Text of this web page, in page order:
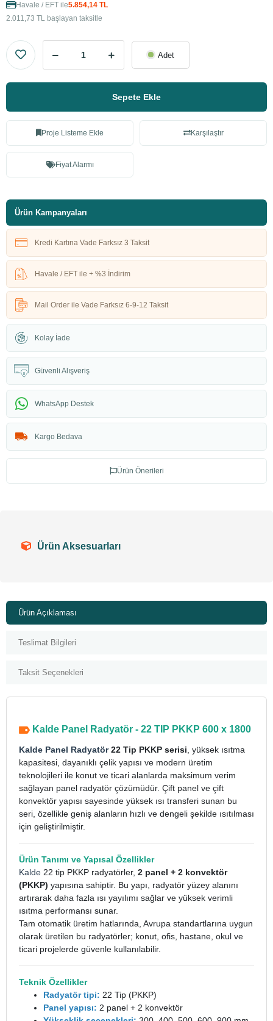
Havale / EFT ile5.854,14 TL
2.011,73 TL başlayan taksitle
Adet
Sepete Ekle
Proje Listeme Ekle Karşılaştır
Fiyat Alarmı
Ürün Kampanyaları
Kredi Kartına Vade Farksız 3 Taksit
Havale / EFT ile + %3 İndirim
Mail Order ile Vade Farksız 6-9-12 Taksit
Kolay İade
Güvenli Alışveriş
WhatsApp Destek
Kargo Bedava
Ürün Önerileri
Ürün Aksesuarları
Ürün Açıklaması
Teslimat Bilgileri
Taksit Seçenekleri
Kalde Panel Radyatör - 22 TIP PKKP 600 x 1800
Kalde Panel Radyatör22 Tip PKKP serisi , yüksek ısıtma
kapasitesi, dayanıklı çelik yapısı ve modern üretim
teknolojileri ile konut ve ticari alanlarda maksimum verim
sağlayan panel radyatör çözümüdür. Çift panel ve çift
konvektör yapısı sayesinde yüksek ısı transferi sunan bu
seri, özellikle geniş alanların hızlı ve dengeli şekilde ısıtılması
için geliştirilmiştir.
Ürün Tanımı ve Yapısal Özellikler
Kalde 22 tip PKKP radyatörler, 2 panel + 2 konvektör
(PKKP) yapısına sahiptir. Bu yapı, radyatör yüzey alanını
artırarak daha fazla ısı yayılımı sağlar ve yüksek verimli
ısıtma performansı sunar.
Tam otomatik üretim hatlarında, Avrupa standartlarına uygun
olarak üretilen bu radyatörler; konut, ofis, hastane, okul ve
ticari projelerde güvenle kullanılabilir.
Teknik Özellikler
Radyatör tipi: 22 Tip (PKKP)
Panel yapısı: 2 panel + 2 konvektör